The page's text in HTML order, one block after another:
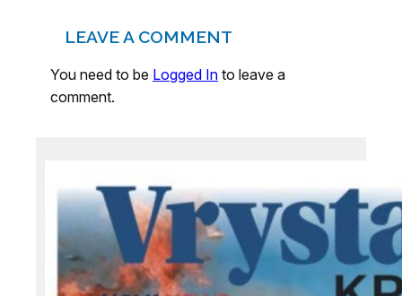
LEAVE A COMMENT
You need to be Logged In to leave a
comment.